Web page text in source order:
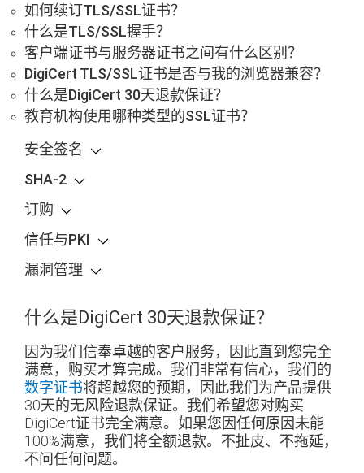
如何续订TLS/SSL证书？
什么是TLS/SSL握手？
客户端证书与服务器证书之间有什么区别？
DigiCert TLS/SSL证书是否与我的浏览器兼容？
什么是DigiCert 30天退款保证？
教育机构使用哪种类型的SSL证书？
安全签名
SHA-2
订购
信任与PKI
漏洞管理
什么是DigiCert 30天退款保证？
因为我们信奉卓越的客户服务，因此直到您完全
满意，购买才算完成。我们非常有信心，我们的
数字证书将超越您的预期，因此我们为产品提供
30天的无风险退款保证。我们希望您对购买
DigiCert证书完全满意。如果您因任何原因未能
100%满意，我们将全额退款。不扯皮、不拖延，
不问任何问题。